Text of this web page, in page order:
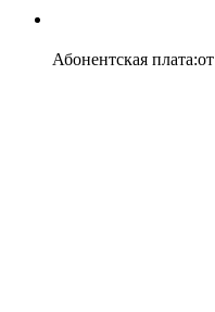
Абонентская плата:от